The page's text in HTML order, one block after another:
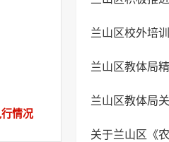
情况
兰山区校外培
兰山区教体局
兰山区教体局
关于兰山区《